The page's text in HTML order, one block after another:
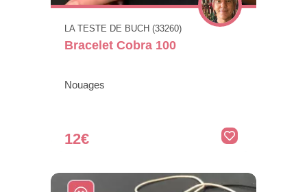
LA TESTE DE BUCH (33260)
Bracelet Cobra 100
Nouages
12€